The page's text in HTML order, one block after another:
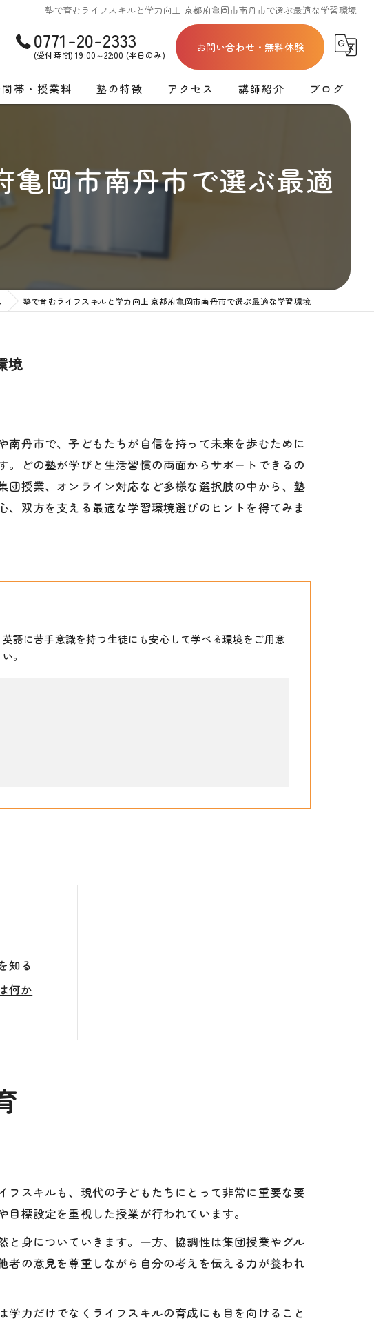
塾で育むライフスキルと学力向上 京都府亀岡市南丹市で選ぶ最適な学習環境
0771-20-2333
(受付時間) 19:00～22:00 (平日のみ)
お問い合わせ・無料体験
帯・授業料
西教室 時間割
授業コース料金
別授業コース料金
塾の特徴
高校受験
ロボットプログラミング
アクセス
洛西教室
運営会社
講師紹介 ブログ
岡市南丹市で選ぶ最適
塾で育むライフスキルと学力向上 京都府亀岡市南丹市で選ぶ最適な学習環境
境
丹市で、子どもたちが自信を持って未来を歩むために
どの塾が学びと生活習慣の両面からサポートできるの
授業、オンライン対応など多様な選択肢の中から、塾
双方を支える最適な学習環境選びのヒントを得てみま
語に苦手意識を持つ生徒にも安心して学べる環境をご用意
。
知る
何か
視点
効果
め方
は
スキルも、現代の子どもたちにとって非常に重要な要
標設定を重視した授業が行われています。
身についていきます。一方、協調性は集団授業やグル
の意見を尊重しながら自分の考えを伝える力が養われ
力だけでなくライフスキルの育成にも目を向けること